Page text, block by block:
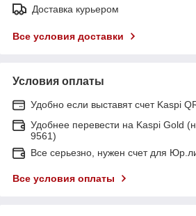
Доставка курьером
Все условия доставки
Условия оплаты
Удобно если выставят счет Kaspi
Удобнее перевести на Kaspi Gold
9561)
Все серьезно, нужен счет для
Все условия оплаты